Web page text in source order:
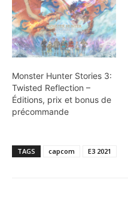
Monster Hunter Stories 3:
Twisted Reflection –
Éditions, prix et bonus de
précommande
TAGS capcom E3 2021